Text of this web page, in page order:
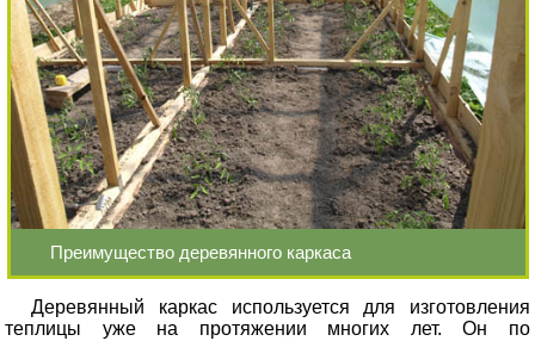
Преимущество деревянного каркаса
Деревянный каркас используется для изготовления
теплицы уже на протяжении многих лет. Он по